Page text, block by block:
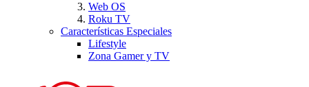
Web OS
Roku TV
Características Especiales
Lifestyle
Zona Gamer y TV